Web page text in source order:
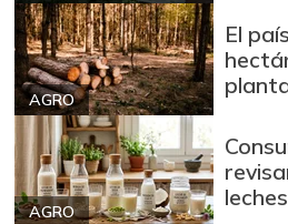
AGRO
El
AGRO